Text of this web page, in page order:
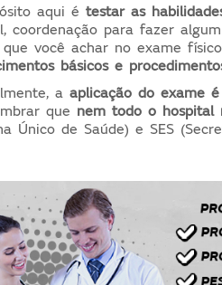
aqui étestar as
coordenação para fazer
você achar no exame
básicos e
aaplicação do exame
que nem todo o hospital
Único de Saúde) e SES